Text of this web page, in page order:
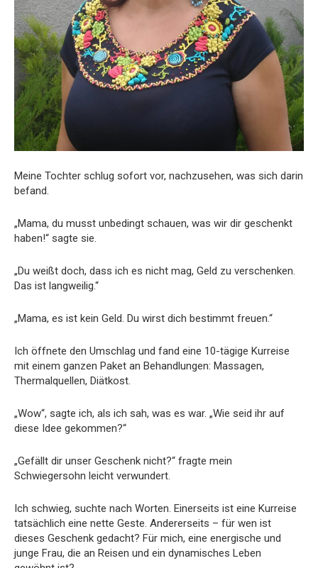
Meine Tochter schlug sofort vor, nachzusehen, was sich darin
befand.
„Mama, du musst unbedingt schauen, was wir dir geschenkt
haben!“ sagte sie.
„Du weißt doch, dass ich es nicht mag, Geld zu verschenken.
Das ist langweilig.“
„Mama, es ist kein Geld. Du wirst dich bestimmt freuen.“
Ich öffnete den Umschlag und fand eine 10-tägige Kurreise
mit einem ganzen Paket an Behandlungen: Massagen,
Thermalquellen, Diätkost.
„Wow“, sagte ich, als ich sah, was es war. „Wie seid ihr auf
diese Idee gekommen?“
„Gefällt dir unser Geschenk nicht?“ fragte mein
Schwiegersohn leicht verwundert.
Ich schwieg, suchte nach Worten. Einerseits ist eine Kurreise
tatsächlich eine nette Geste. Andererseits – für wen ist
dieses Geschenk gedacht? Für mich, eine energische und
junge Frau, die an Reisen und ein dynamisches Leben